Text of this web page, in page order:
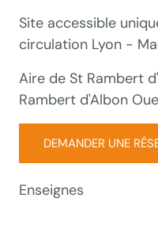
Site accessible
circulation Lyon -
Aire de St Rambert
Rambert d'Albon
DEMANDER UNE
Enseignes